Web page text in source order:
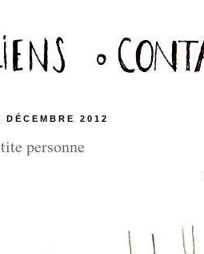
DÉCEMBRE 2012
personne